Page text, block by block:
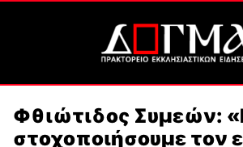
Φθιώτιδος Συμεών:
στοχοποιήσουμε τον